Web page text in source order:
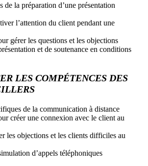
de la préparation d’une présentation
l’attention du client pendant une
gérer les questions et les objections
et de soutenance en conditions
LES COMPÉTENCES DES
de la communication à distance
créer une connexion avec le client au
les objections et les clients difficiles au
d’appels téléphoniques